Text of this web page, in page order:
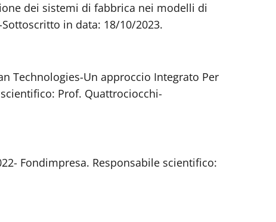
dei sistemi di fabbrica nei modelli di
in data: 18/10/2023.
Technologies-Un approccio Integrato Per
Prof. Quattrociocchi-
Fondimpresa. Responsabile scientifico: